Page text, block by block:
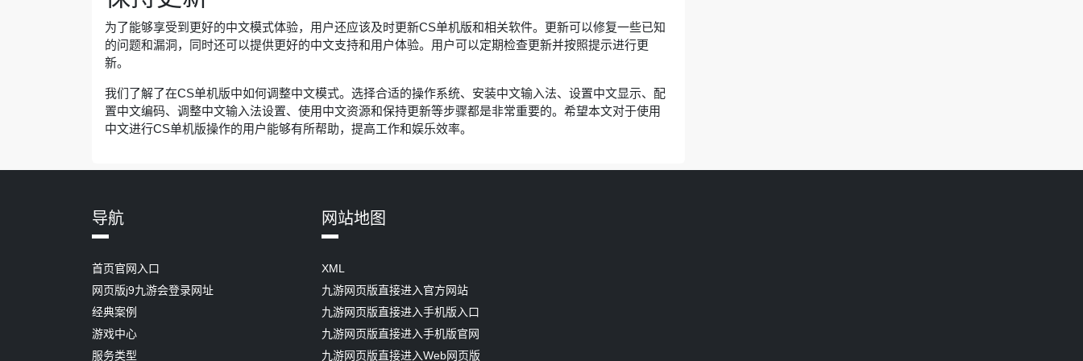
为了能够享受到更好的中文模式体验，用户还应该及时更新CS单机版和相关软件。更新可以修复一些已知
的问题和漏洞，同时还可以提供更好的中文支持和用户体验。用户可以定期检查更新并按照提示进行更
新。
我们了解了在CS单机版中如何调整中文模式。选择合适的操作系统、安装中文输入法、设置中文显示、配
置中文编码、调整中文输入法设置、使用中文资源和保持更新等步骤都是非常重要的。希望本文对于使用
中文进行CS单机版操作的用户能够有所帮助，提高工作和娱乐效率。
导航
首页官网入口
网页版j9九游会登录网址
经典案例
游戏中心
服务类型
网站地图
XML
九游网页版直接进入官方网站
九游网页版直接进入手机版入口
九游网页版直接进入手机版官网
九游网页版直接进入Web网页版